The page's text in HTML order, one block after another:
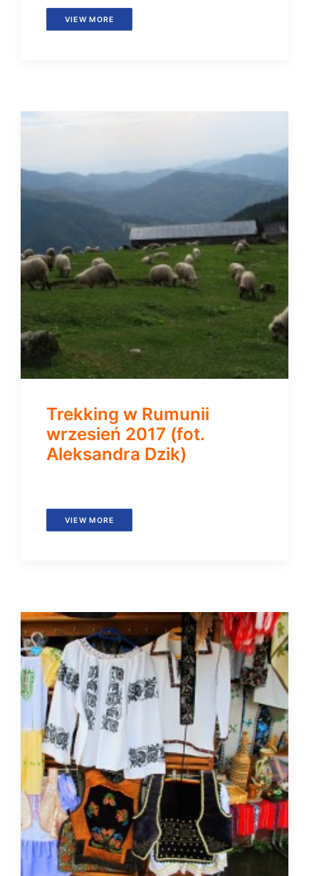
VIEW MORE
Trekking w Rumunii
wrzesień 2017 (fot.
Aleksandra Dzik)
VIEW MORE